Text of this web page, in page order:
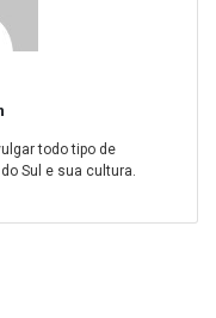
todo tipo de
Sul e sua cultura.